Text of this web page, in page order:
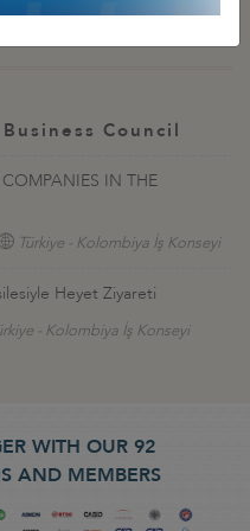
Council
IN THE
Türkiye - Kolombiya İş Konseyi
Heyet Ziyareti
- Kolombiya İş Konseyi
WITH OUR 92
AND MEMBERS